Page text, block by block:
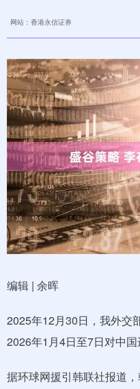
网站：香港永信证券
编辑 | 余晖
2025年12月30日，我外交
2026年1月4日至7日对中国
据环球网援引韩联社报道